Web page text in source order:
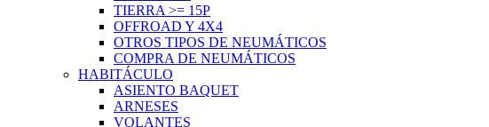
TIERRA >= 15P
OFFROAD Y 4X4
OTROS TIPOS DE NEUMÁTICOS
COMPRA DE NEUMÁTICOS
HABITÁCULO
ASIENTO BAQUET
ARNESES
VOLANTES